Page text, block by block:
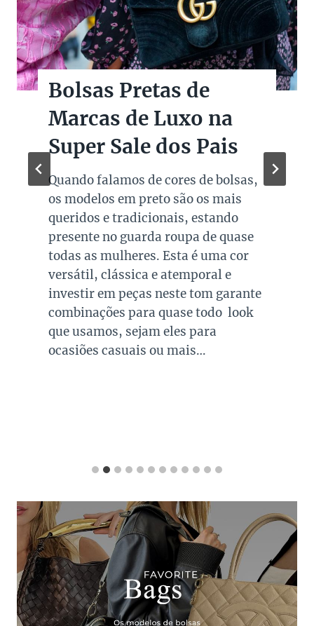
Bolsas Pretas de
Marcas de Luxo na
Super Sale dos Pais
Quando falamos de cores de bolsas,
os modelos em preto são os mais
queridos e tradicionais, estando
presente no guarda roupa de quase
todas as mulheres. Esta é uma cor
versátil, clássica e atemporal e
investir em peças neste tom garante
combinações para quase todo look
que usamos, sejam eles para
ocasiões casuais ou mais…